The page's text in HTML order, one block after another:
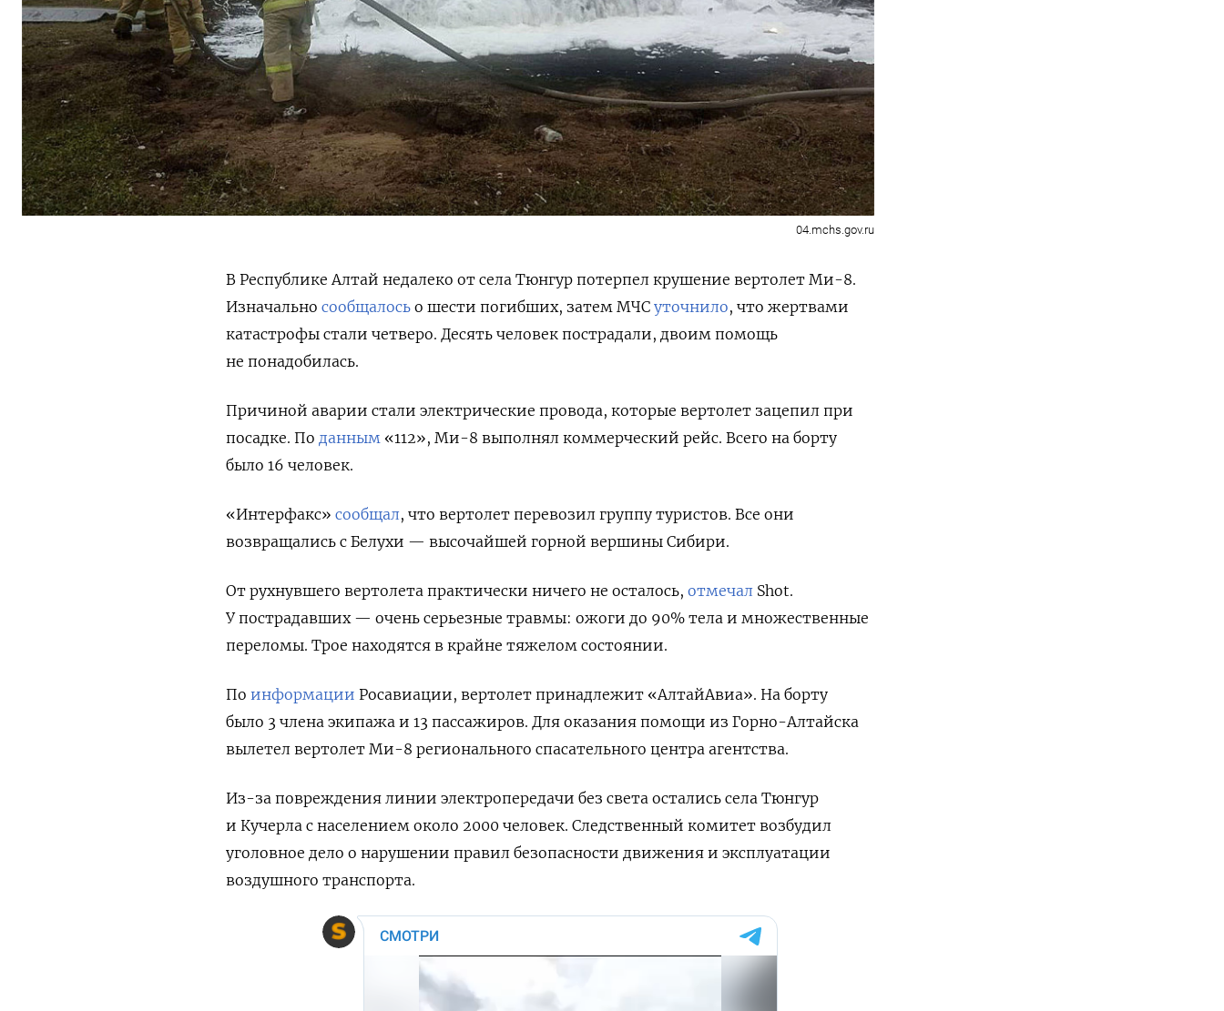
04.mchs.gov.ru
В Республике Алтай недалеко от села Тюнгур потерпел крушение вертолет Ми-8.
Изначально сообщалось о шести погибших, затем МЧС уточнило, что жертвами
катастрофы стали четверо. Десять человек пострадали, двоим помощь
не понадобилась.
Причиной аварии стали электрические провода, которые вертолет зацепил при
посадке. По данным «112», Ми-8 выполнял коммерческий рейс. Всего на борту
было 16 человек.
«Интерфакс» сообщал, что вертолет перевозил группу туристов. Все они
возвращались с Белухи — высочайшей горной вершины Сибири.
От рухнувшего вертолета практически ничего не осталось, отмечал Shot.
У пострадавших — очень серьезные травмы: ожоги до 90% тела и множественные
переломы. Трое находятся в крайне тяжелом состоянии.
По информации Росавиации, вертолет принадлежит «АлтайАвиа». На борту
было 3 члена экипажа и 13 пассажиров. Для оказания помощи из Горно-Алтайска
вылетел вертолет Ми-8 регионального спасательного центра агентства.
Из-за повреждения линии электропередачи без света остались села Тюнгур
и Кучерла с населением около 2000 человек. Следственный комитет возбудил
уголовное дело о нарушении правил безопасности движения и эксплуатации
воздушного транспорта.